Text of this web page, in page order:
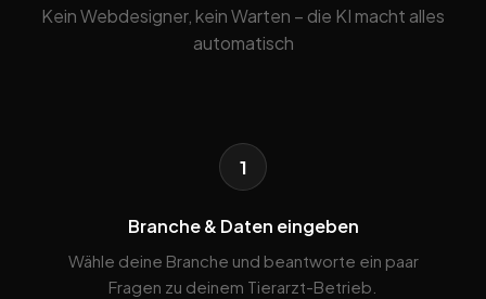
Kein Webdesigner, kein Warten – die KI macht alles
automatisch
1
Branche & Daten eingeben
Wähle deine Branche und beantworte ein paar
Fragen zu deinem Tierarzt-Betrieb.